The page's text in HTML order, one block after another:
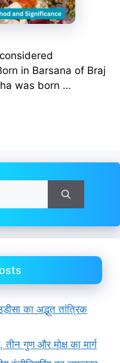
in Barsana of Braj
was born …
का अद्भुत तांत्रिक
गुण और मोक्ष का मार्ग